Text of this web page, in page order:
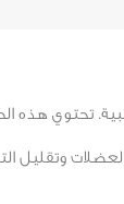
تحتوي هذه
وتقليل